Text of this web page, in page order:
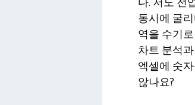
동시에 굴
역을 수기
차트 분석
엑셀에 숫
않나요?